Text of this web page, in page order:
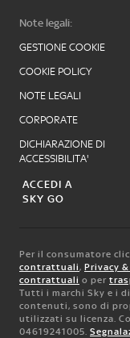
Note legali:
GESTIONE COOKIE
COOKIE POLICY
NOTE LEGALI
CORPORATE
DICHIARAZIONE DI
ACCESSIBILITA'
ACCEDI A
SKY GO
Per il consumatore
contrattuali, Privacy
contrattuali o per
Tutti i marchi Sky e i
contenuti, sono di
utilizzati su licenza.
04619241005.